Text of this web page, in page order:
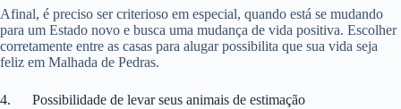
Afinal, é preciso ser criterioso em especial, quando está se mudando
para um Estado novo e busca uma mudança de vida positiva. Escolher
corretamente entre as casas para alugar possibilita que sua vida seja
feliz em Malhada de Pedras.
4. Possibilidade de levar seus animais de estimação